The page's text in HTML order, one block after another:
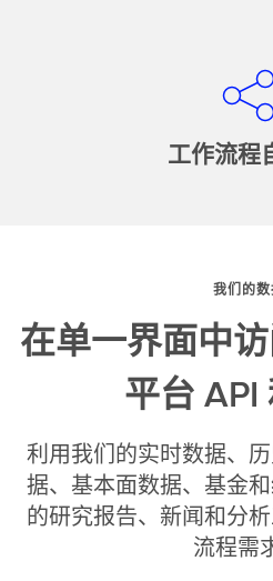
工作流程
我们的数
在单一界面中
平台 API
利用我们的实时数据、
据、基本面数据、基金
的研究报告、新闻和分
流程需